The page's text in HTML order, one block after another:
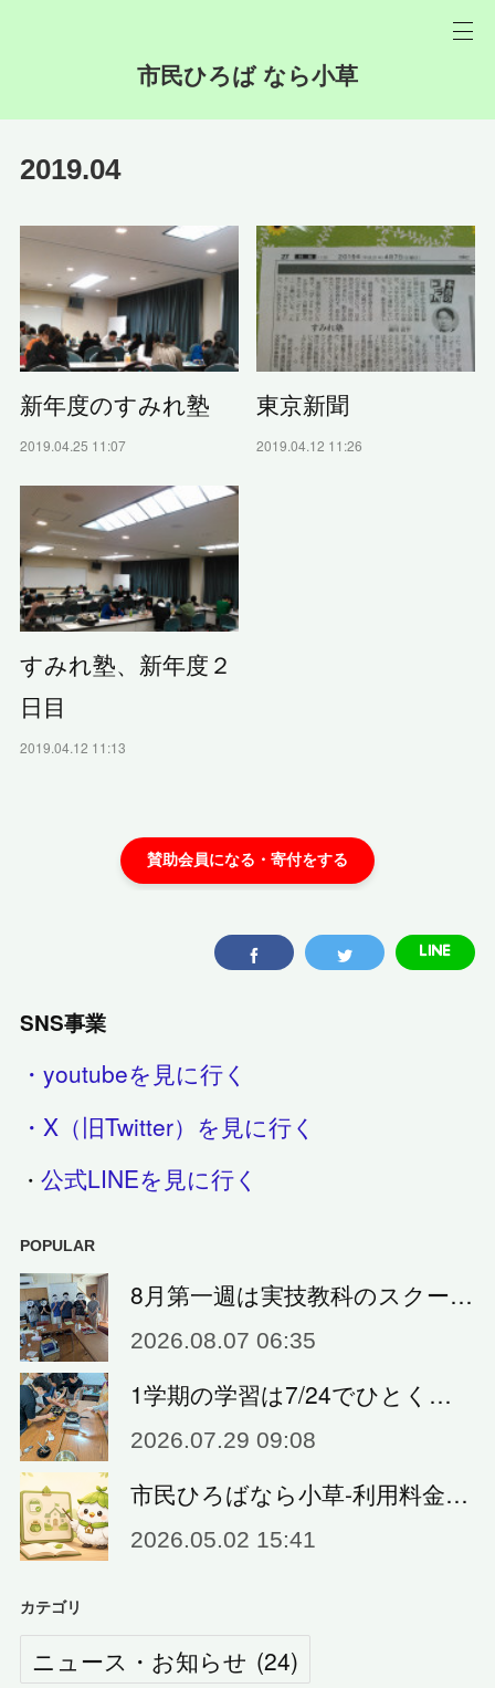
市民ひろば なら小草
2019.04
新年度のすみれ塾
2019.04.25 11:07
東京新聞
2019.04.12 11:26
すみれ塾、新年度２
日目
2019.04.12 11:13
SNS事業
・youtubeを見に行く
・X（旧Twitter）を見に行く
・公式LINEを見に行く
POPULAR
8月第一週は実技教科のスクー…
2026.08.07 06:35
1学期の学習は7/24でひとく…
2026.07.29 09:08
市民ひろばなら小草‐利用料金…
2026.05.02 15:41
カテゴリ
ニュース・お知らせ (24)